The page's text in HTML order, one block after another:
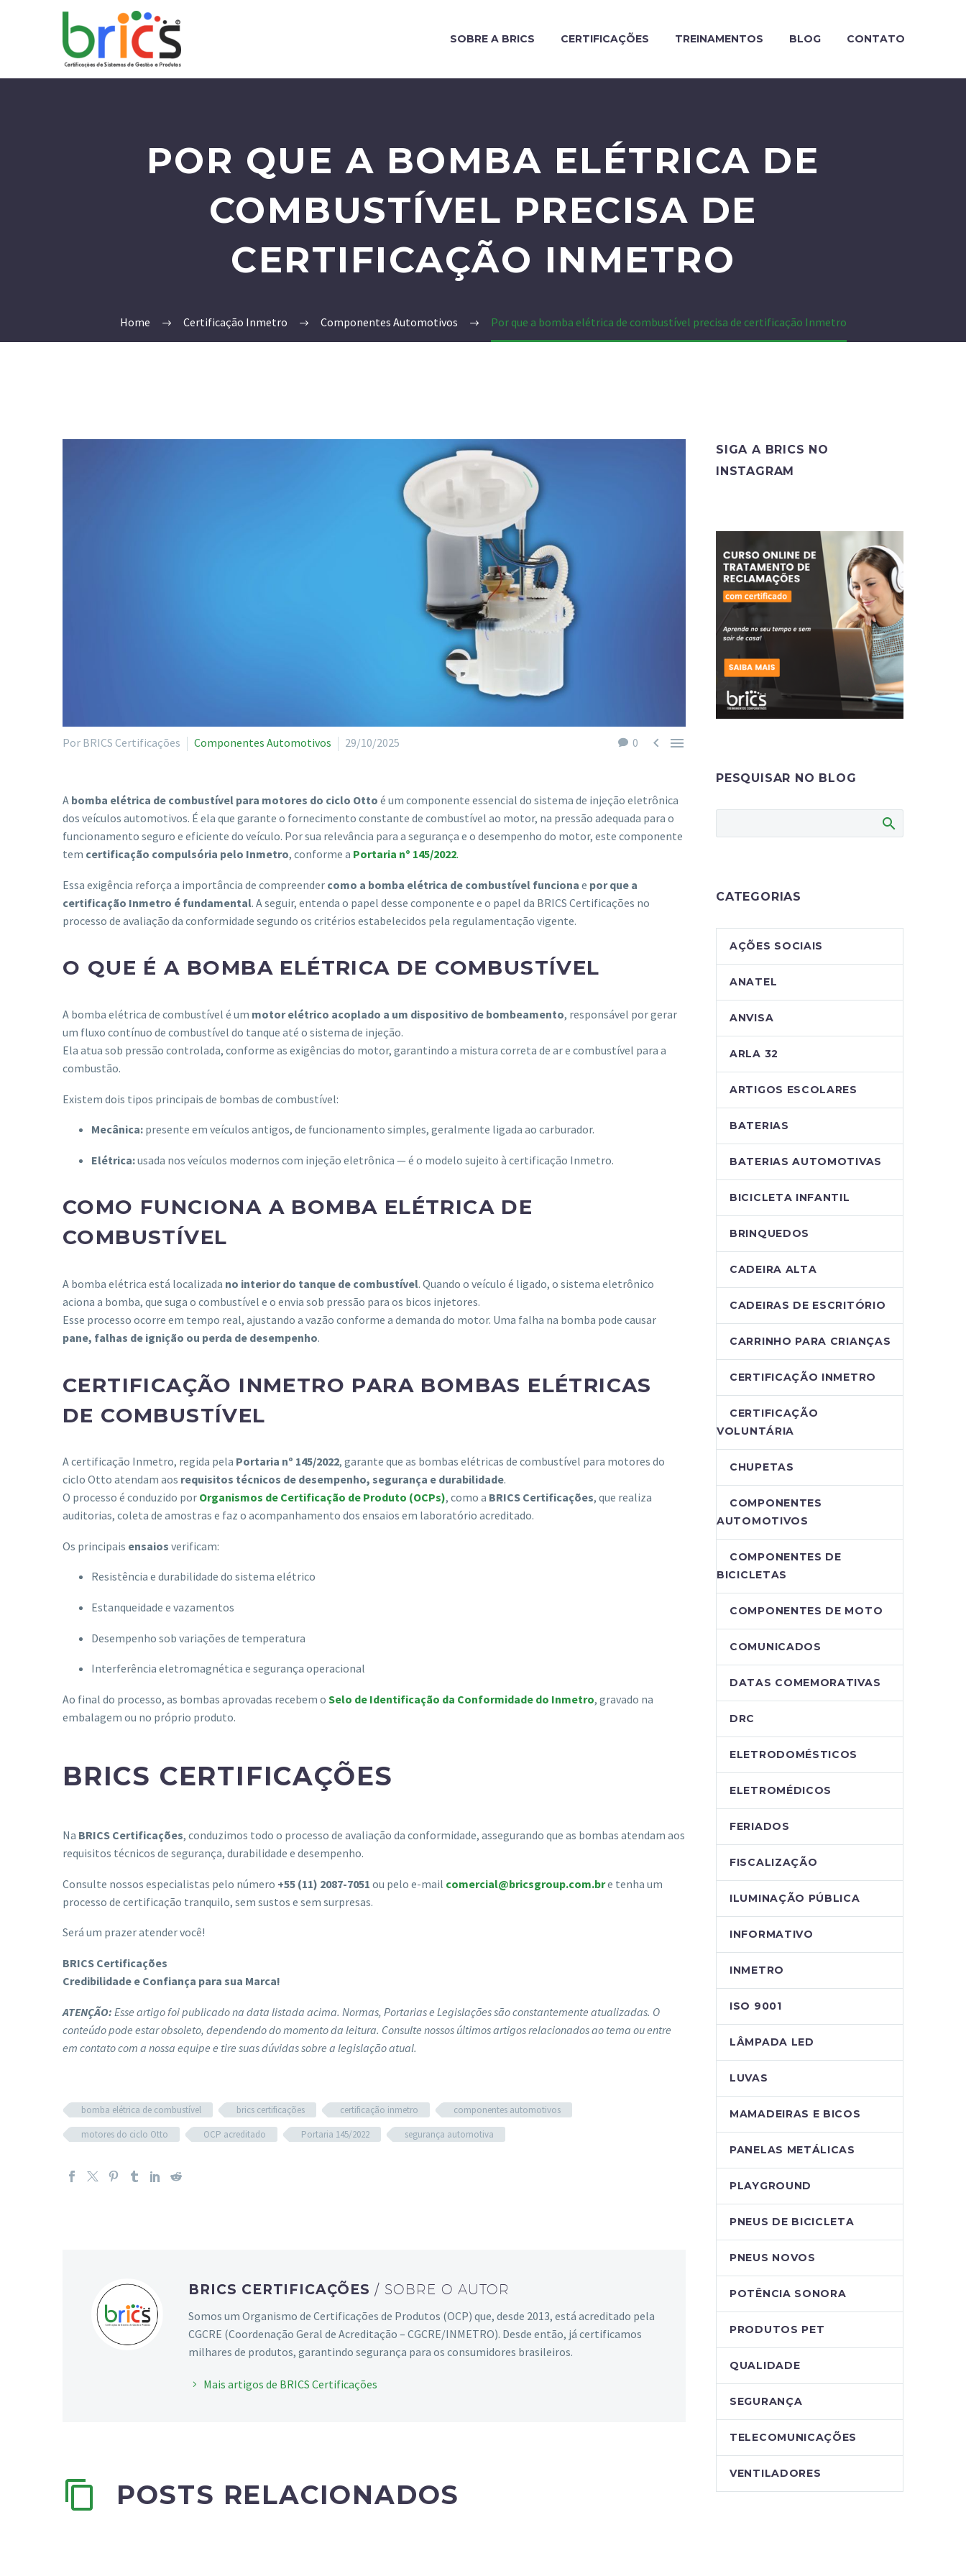
SOBRE A BRICS CERTIFICAÇÕES TREINAMENTOS BLOG CONTATO
POR QUE A BOMBA ELÉTRICA DE
COMBUSTÍVEL PRECISA DE
CERTIFICAÇÃO INMETRO
Home Certificação Inmetro Componentes Automotivos Por que a bomba elétrica de combustível precisa de certificação Inmetro
0  
Por BRICS Certificações Componentes Automotivos 29/10/2025
A bomba elétrica de combustível para motores do ciclo Otto é um componente essencial do sistema de injeção eletrônica
dos veículos automotivos. É ela que garante o fornecimento constante de combustível ao motor, na pressão adequada para o
funcionamento seguro e eficiente do veículo. Por sua relevância para a segurança e o desempenho do motor, este componente
tem certificação compulsória pelo Inmetro, conforme a Portaria nº 145/2022.
Essa exigência reforça a importância de compreender como a bomba elétrica de combustível funciona e por que a
certificação Inmetro é fundamental. A seguir, entenda o papel desse componente e o papel da BRICS Certificações no
processo de avaliação da conformidade segundo os critérios estabelecidos pela regulamentação vigente.
O QUE É A BOMBA ELÉTRICA DE COMBUSTÍVEL
A bomba elétrica de combustível é um motor elétrico acoplado a um dispositivo de bombeamento, responsável por gerar
um fluxo contínuo de combustível do tanque até o sistema de injeção.
Ela atua sob pressão controlada, conforme as exigências do motor, garantindo a mistura correta de ar e combustível para a
combustão.
Existem dois tipos principais de bombas de combustível:
Mecânica: presente em veículos antigos, de funcionamento simples, geralmente ligada ao carburador.
Elétrica:usada nos veículos modernos com injeção eletrônica — é o modelo sujeito à certificação Inmetro.
COMO FUNCIONA A BOMBA ELÉTRICA DE
COMBUSTÍVEL
A bomba elétrica está localizada no interior do tanque de combustível. Quando o veículo é ligado, o sistema eletrônico
aciona a bomba, que suga o combustível e o envia sob pressão para os bicos injetores.
Esse processo ocorre em tempo real, ajustando a vazão conforme a demanda do motor. Uma falha na bomba pode causar
pane, falhas de ignição ou perda de desempenho.
CERTIFICAÇÃO INMETRO PARA BOMBAS ELÉTRICAS
DE COMBUSTÍVEL
A certificação Inmetro, regida pela Portaria nº 145/2022, garante que as bombas elétricas de combustível para motores do
ciclo Otto atendam aos requisitos técnicos de desempenho, segurança e durabilidade.
O processo é conduzido por Organismos de Certificação de Produto (OCPs), como a BRICS Certificações, que realiza
auditorias, coleta de amostras e faz o acompanhamento dos ensaios em laboratório acreditado.
Os principais ensaios verificam:
Resistência e durabilidade do sistema elétrico
Estanqueidade e vazamentos
Desempenho sob variações de temperatura
Interferência eletromagnética e segurança operacional
Ao final do processo, as bombas aprovadas recebem o Selo de Identificação da Conformidade do Inmetro, gravado na
embalagem ou no próprio produto.
BRICS CERTIFICAÇÕES
Na BRICS Certificações, conduzimos todo o processo de avaliação da conformidade, assegurando que as bombas atendam aos
requisitos técnicos de segurança, durabilidade e desempenho.
Consulte nossos especialistas pelo número +55 (11) 2087-7051 ou pelo e-mail comercial@bricsgroup.com.bre tenha um
processo de certificação tranquilo, sem sustos e sem surpresas.
Será um prazer atender você!
BRICS Certificações
Credibilidade e Confiança para sua Marca!
ATENÇÃO: Esse artigo foi publicado na data listada acima. Normas, Portarias e Legislações são constantemente atualizadas. O
conteúdo pode estar obsoleto, dependendo do momento da leitura. Consulte nossos últimos artigos relacionados ao tema ou entre
em contato com a nossa equipe e tire suas dúvidas sobre a legislação atual.
bomba elétrica de combustível brics certificações certificação inmetro
componentes automotivos
motores do ciclo Otto
OCP acreditado Portaria 145/2022 segurança automotiva
BRICS CERTIFICAÇÕES / SOBRE O AUTOR
Somos um Organismo de Certificações de Produtos (OCP) que, desde 2013, está acreditado pela
CGCRE (Coordenação Geral de Acreditação – CGCRE/INMETRO). Desde então, já certificamos
milhares de produtos, garantindo segurança para os consumidores brasileiros.
Mais artigos de BRICS Certificações
POSTS RELACIONADOS
SIGA A BRICS NO
INSTAGRAM
PESQUISAR NO BLOG
CATEGORIAS
AÇÕES SOCIAIS
ANATEL
ANVISA
ARLA 32
ARTIGOS ESCOLARES
BATERIAS
BATERIAS AUTOMOTIVAS
BICICLETA INFANTIL
BRINQUEDOS
CADEIRA ALTA
CADEIRAS DE ESCRITÓRIO
CARRINHO PARA CRIANÇAS
CERTIFICAÇÃO INMETRO
CERTIFICAÇÃO
VOLUNTÁRIA
CHUPETAS
COMPONENTES
AUTOMOTIVOS
COMPONENTES DE
BICICLETAS
COMPONENTES DE MOTO
COMUNICADOS
DATAS COMEMORATIVAS
DRC
ELETRODOMÉSTICOS
ELETROMÉDICOS
FERIADOS
FISCALIZAÇÃO
ILUMINAÇÃO PÚBLICA
INFORMATIVO
INMETRO
ISO 9001
LÂMPADA LED
LUVAS
MAMADEIRAS E BICOS
PANELAS METÁLICAS
PLAYGROUND
PNEUS DE BICICLETA
PNEUS NOVOS
POTÊNCIA SONORA
PRODUTOS PET
QUALIDADE
SEGURANÇA
TELECOMUNICAÇÕES
VENTILADORES